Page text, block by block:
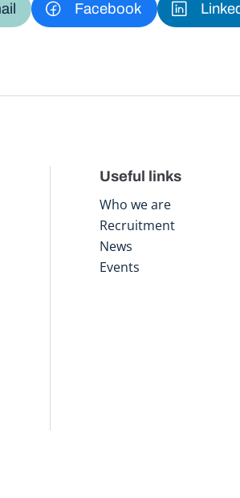
Facebook
Useful links
Who we are
Recruitment
News
Events